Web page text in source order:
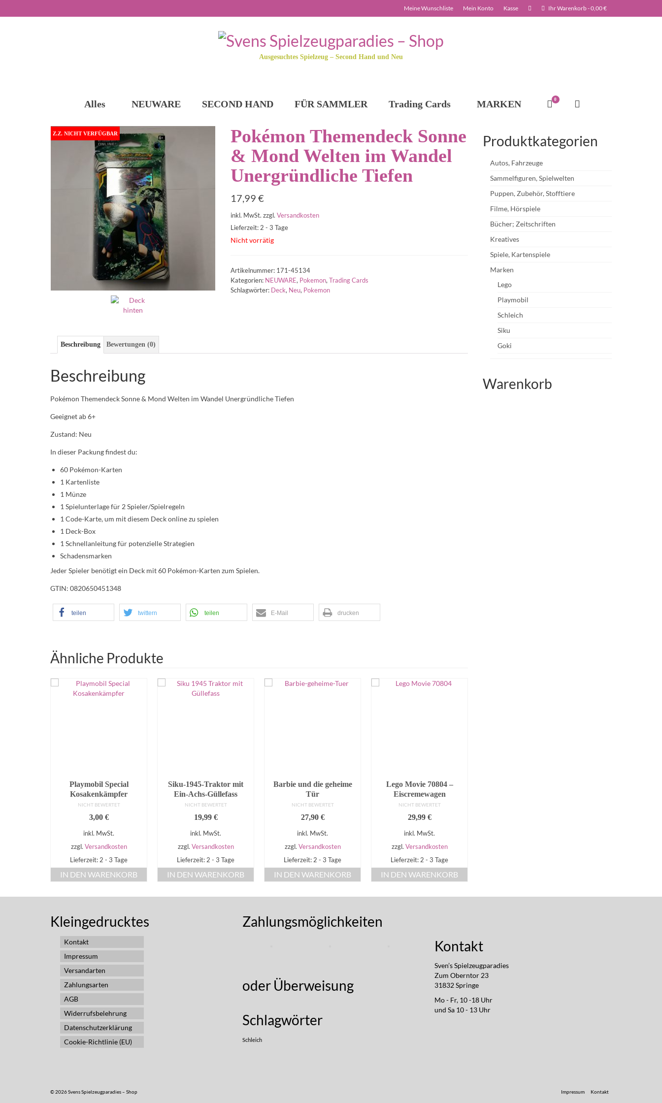
Meine Wunschliste Mein Konto Kasse Ihr Warenkorb-0,00€
Ausgesuchtes Spielzeug – Second Hand und Neu
Alles NEUWARE SECOND HAND FÜR SAMMLER Trading Cards MARKEN 0
Z.Z. NICHT VERFÜGBAR
Pokémon Themendeck Sonne
& Mond Welten im Wandel
Unergründliche Tiefen
17,99 €
inkl. MwSt. zzgl. Versandkosten
Lieferzeit: 2 - 3 Tage
Nicht vorrätig
Artikelnummer: 171-45134
Kategorien: NEUWARE, Pokemon, Trading Cards
Schlagwörter: Deck, Neu, Pokemon
Beschreibung Bewertungen (0)
Beschreibung
Pokémon Themendeck Sonne & Mond Welten im Wandel Unergründliche Tiefen
Geeignet ab 6+
Zustand: Neu
In dieser Packung findest du:
60 Pokémon-Karten
1 Kartenliste
1 Münze
1 Spielunterlage für 2 Spieler/Spielregeln
1 Code-Karte, um mit diesem Deck online zu spielen
1 Deck-Box
1 Schnellanleitung für potenzielle Strategien
Schadensmarken
Jeder Spieler benötigt ein Deck mit 60 Pokémon-Karten zum Spielen.
GTIN: 0820650451348
teilen twittern teilen E-Mail drucken
Ähnliche Produkte
Playmobil Special
Kosakenkämpfer
NICHT BEWERTET
3,00 €
inkl. MwSt.
zzgl. Versandkosten
Lieferzeit: 2 - 3 Tage
IN DEN WARENKORB
Siku-1945-Traktor mit
Ein-Achs-Güllefass
NICHT BEWERTET
19,99 €
inkl. MwSt.
zzgl. Versandkosten
Lieferzeit: 2 - 3 Tage
IN DEN WARENKORB
Barbie und die geheime
Tür
NICHT BEWERTET
27,90 €
inkl. MwSt.
zzgl. Versandkosten
Lieferzeit: 2 - 3 Tage
IN DEN WARENKORB
Lego Movie 70804 –
Eiscremewagen
NICHT BEWERTET
29,99 €
inkl. MwSt.
zzgl. Versandkosten
Lieferzeit: 2 - 3 Tage
IN DEN WARENKORB
Produktkategorien
Autos, Fahrzeuge
Sammelfiguren, Spielwelten
Puppen, Zubehör, Stofftiere
Filme, Hörspiele
Bücher; Zeitschriften
Kreatives
Spiele, Kartenspiele
Marken
Lego
Playmobil
Schleich
Siku
Goki
Warenkorb
Kleingedrucktes
Kontakt
Impressum
Versandarten
Zahlungsarten
AGB
Widerrufsbelehrung
Datenschutzerklärung
Cookie-Richtlinie (EU)
Zahlungsmöglichkeiten
oder Überweisung
Schlagwörter
Schleich
Kontakt
Sven’s Spielzeugparadies
Zum Oberntor 23
31832 Springe
Mo - Fr, 10 -18 Uhr
und Sa 10 - 13 Uhr
Impressum Kontakt
© 2026 Svens Spielzeugparadies – Shop